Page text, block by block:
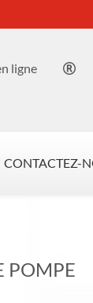
ligne

CONTACTEZ-
POMPE